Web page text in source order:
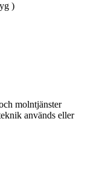
)
molntjänster
används eller